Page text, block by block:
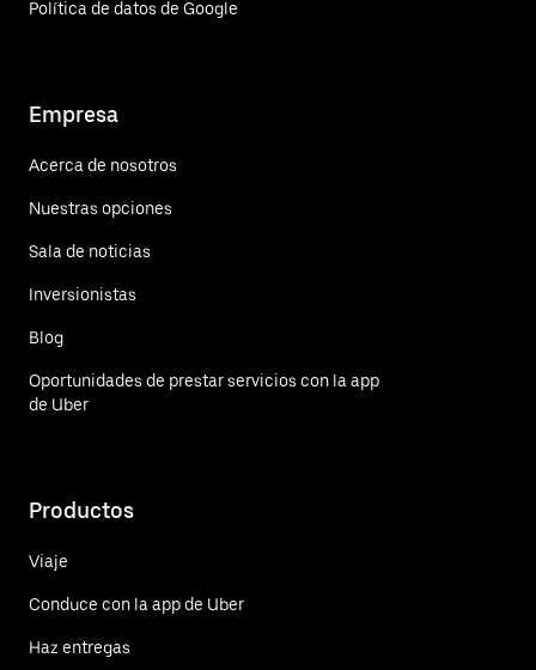
Política de datos de Google
Empresa
Acerca de nosotros
Nuestras opciones
Sala de noticias
Inversionistas
Blog
Oportunidades de prestar servicios con la app
de Uber
Productos
Viaje
Conduce con la app de Uber
Haz entregas